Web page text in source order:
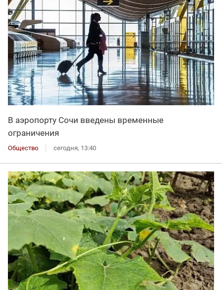
В аэропорту Сочи введены временные
ограничения
Общество сегодня, 13:40